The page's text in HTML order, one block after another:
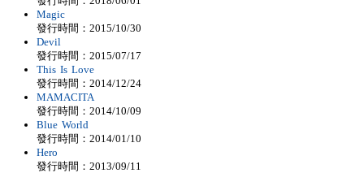
Magic
發行時間：2015/10/30
Devil
發行時間：2015/07/17
This Is Love
發行時間：2014/12/24
MAMACITA
發行時間：2014/10/09
Blue World
發行時間：2014/01/10
Hero
發行時間：2013/09/11